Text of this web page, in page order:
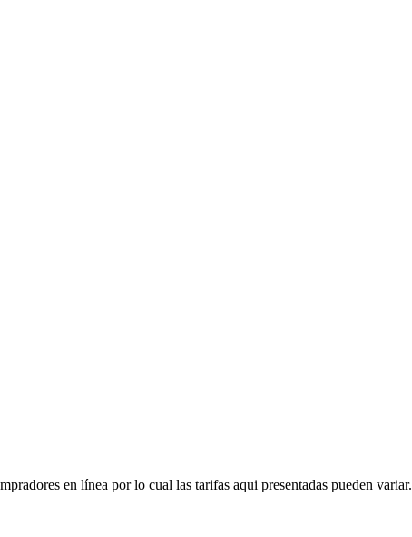
en línea por lo cual las tarifas aqui presentadas pueden variar.